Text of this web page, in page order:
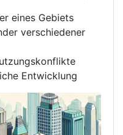
eines Gebiets
verschiedener
Entwicklung